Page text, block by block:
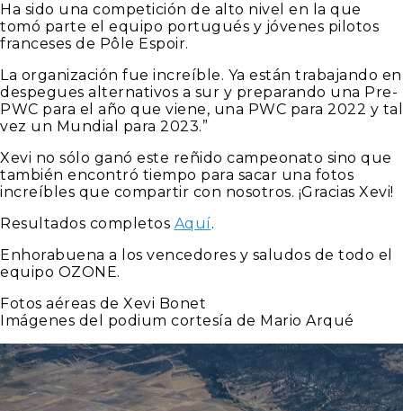
Ha sido una competición de alto nivel en la que
tomó parte el equipo portugués y jóvenes pilotos
franceses de Pôle Espoir.
La organización fue increíble. Ya están trabajando en
despegues alternativos a sur y preparando una Pre-
PWC para el año que viene, una PWC para 2022 y tal
vez un Mundial para 2023.”
Xevi no sólo ganó este reñido campeonato sino que
también encontró tiempo para sacar una fotos
increíbles que compartir con nosotros. ¡Gracias Xevi!
Resultados completos Aquí.
Enhorabuena a los vencedores y saludos de todo el
equipo OZONE.
Fotos aéreas de Xevi Bonet
Imágenes del podium cortesía de Mario Arqué